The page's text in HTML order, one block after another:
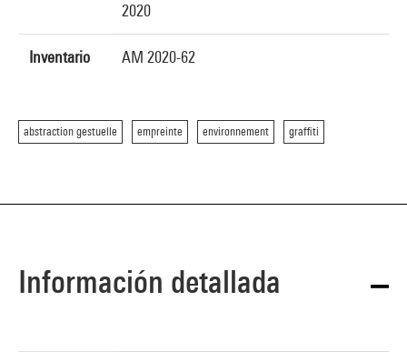
2020
Inventario AM 2020-62
abstraction gestuelle empreinte environnement graffiti
Información detallada